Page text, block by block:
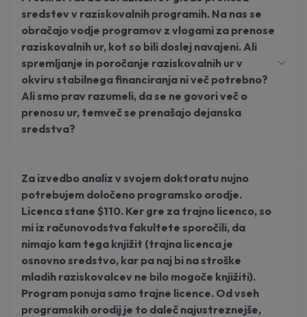
sredstev v raziskovalnih programih. Na nas se
obračajo vodje programov z vlogami za prenose
raziskovalnih ur, kot so bili doslej navajeni. Ali
spremljanje in poročanje raziskovalnih ur v
okviru stabilnega financiranja ni več potrebno?
Ali smo prav razumeli, da se ne govori več o
prenosu ur, temveč se prenašajo dejanska
sredstva?
Za izvedbo analiz v svojem doktoratu nujno
potrebujem določeno programsko orodje.
Licenca stane $110. Ker gre za trajno licenco, so
mi iz računovodstva fakultete sporočili, da
nimajo kam tega knjižit (trajna licenca je
osnovno sredstvo, kar pa naj bi na stroške
mladih raziskovalcev ne bilo mogoče knjižiti).
Program ponuja samo trajne licence. Od vseh
programskih orodij je to daleč najustreznejše,